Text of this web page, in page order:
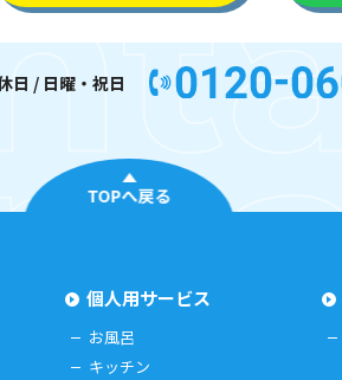
日 / 日曜・祝日
TOPへ戻る
個人用サービス
お風呂
キッチン